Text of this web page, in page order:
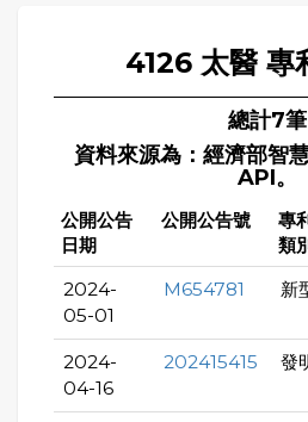
4126 太醫 專
總計7筆
資料來源為：經濟部智
API。
公開公告
日期
公開公告號
專
類
2024-
05-01
M654781 新
2024-
04-16
202415415 發